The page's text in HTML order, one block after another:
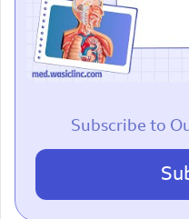
Subscribe to